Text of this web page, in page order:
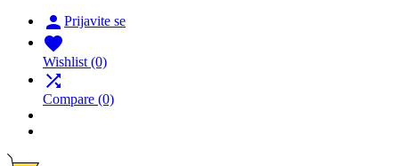
 Prijavite se

Wishlist (0)

Compare (0)